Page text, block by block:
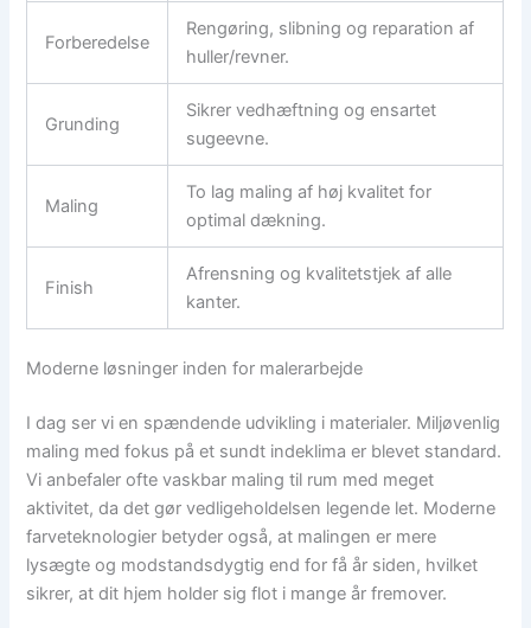
Forberedelse
Rengøring, slibning og reparation af
huller/revner.
Grunding
Sikrer vedhæftning og ensartet
sugeevne.
Maling
To lag maling af høj kvalitet for
optimal dækning.
Finish
Afrensning og kvalitetstjek af alle
kanter.
Moderne løsninger inden for malerarbejde
I dag ser vi en spændende udvikling i materialer. Miljøvenlig
maling med fokus på et sundt indeklima er blevet standard.
Vi anbefaler ofte vaskbar maling til rum med meget
aktivitet, da det gør vedligeholdelsen legende let. Moderne
farveteknologier betyder også, at malingen er mere
lysægte og modstandsdygtig end for få år siden, hvilket
sikrer, at dit hjem holder sig flot i mange år fremover.